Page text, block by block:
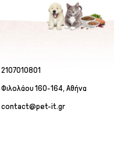
2107010801
Φιλολάου 160-164, Αθήνα
contact@pet-it.gr